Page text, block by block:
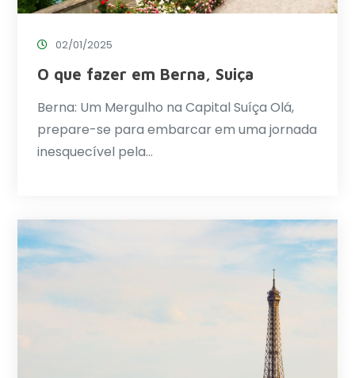
02/01/2025
O que fazer em Berna, Suiça
Berna: Um Mergulho na Capital Suíça Olá,
prepare-se para embarcar em uma jornada
inesquecível pela…